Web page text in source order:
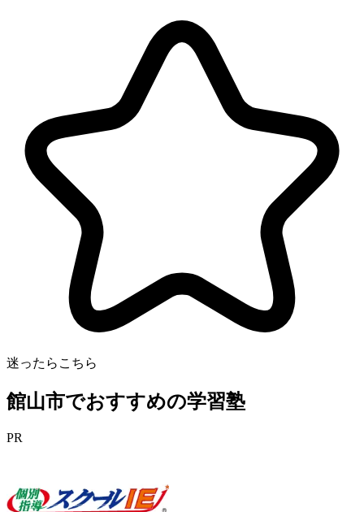
迷ったらこちら
館山市でおすすめの学習塾
PR